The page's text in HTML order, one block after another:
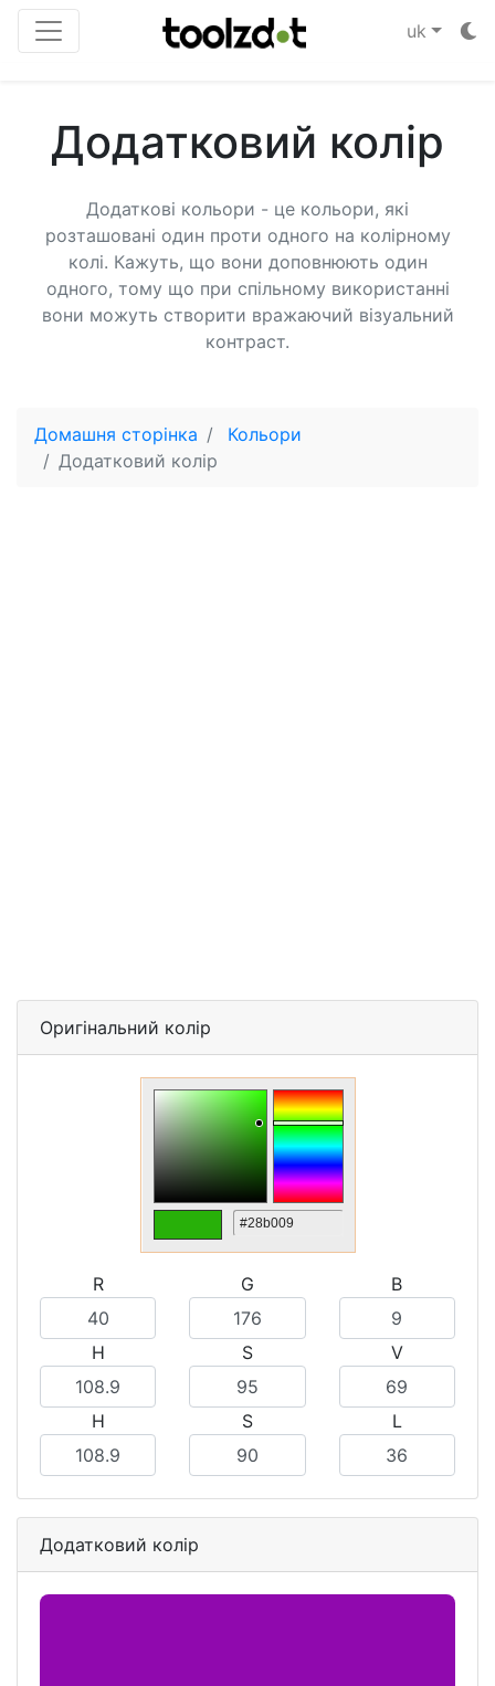
uk
Додатковий колір
Додаткові кольори - це кольори, які
розташовані один проти одного на колірному
колі. Кажуть, що вони доповнюють один
одного, тому що при спільному використанні
вони можуть створити вражаючий візуальний
контраст.
Домашня сторінка
Кольори
Додатковий колір
Оригінальний колір
R G B
H S V
H S L
Додатковий колір